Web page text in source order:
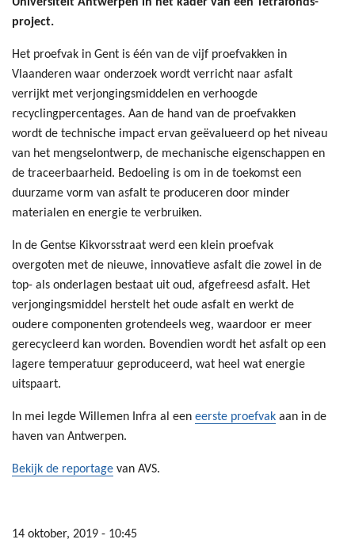
Universiteit Antwerpen in het kader van een Tetrafonds-
project.
Het proefvak in Gent is één van de vijf proefvakken in
Vlaanderen waar onderzoek wordt verricht naar asfalt
verrijkt met verjongingsmiddelen en verhoogde
recyclingpercentages. Aan de hand van de proefvakken
wordt de technische impact ervan geëvalueerd op het niveau
van het mengselontwerp, de mechanische eigenschappen en
de traceerbaarheid. Bedoeling is om in de toekomst een
duurzame vorm van asfalt te produceren door minder
materialen en energie te verbruiken.
In de Gentse Kikvorsstraat werd een klein proefvak
overgoten met de nieuwe, innovatieve asfalt die zowel in de
top- als onderlagen bestaat uit oud, afgefreesd asfalt. Het
verjongingsmiddel herstelt het oude asfalt en werkt de
oudere componenten grotendeels weg, waardoor er meer
gerecycleerd kan worden. Bovendien wordt het asfalt op een
lagere temperatuur geproduceerd, wat heel wat energie
uitspaart.
In mei legde Willemen Infra al een eerste proefvak aan in de
haven van Antwerpen.
Bekijk de reportage van AVS.
14 oktober, 2019 - 10:45